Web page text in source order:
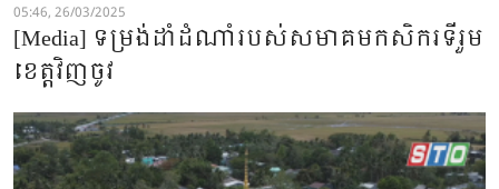
05:46, 26/03/2025
[Media] ទម្រង់ដាំដំណាំរបស់សមាគមកសិករទីរួម
ខេត្តវិញចូវ